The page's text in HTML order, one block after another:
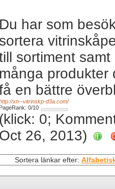
Du har som
sortera
sortiment
många produkter
en bättre
xn--vitrinskp-d3a.com/
PageRank: 0/10
(klick: 0;
Oct 26, 2013)
Sortera länkar efter: